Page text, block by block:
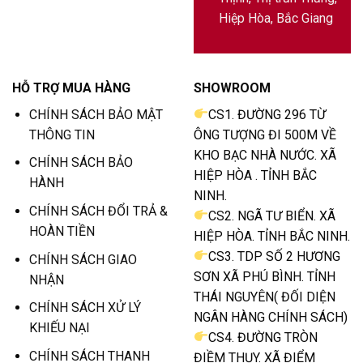
Hiệp Hòa, Bắc Giang
HỖ TRỢ MUA HÀNG
CHÍNH SÁCH BẢO MẬT
THÔNG TIN
CHÍNH SÁCH BẢO
HÀNH
CHÍNH SÁCH ĐỔI TRẢ &
HOÀN TIỀN
CHÍNH SÁCH GIAO
NHẬN
CHÍNH SÁCH XỬ LÝ
KHIẾU NẠI
CHÍNH SÁCH THANH
SHOWROOM
CS1. ĐƯỜNG 296 TỪ
ÔNG TƯỢNG ĐI 500M VỀ
KHO BẠC NHÀ NƯỚC. XÃ
HIỆP HÒA . TỈNH BẮC
NINH.
CS2. NGÃ TƯ BIỂN. XÃ
HIỆP HÒA. TỈNH BẮC NINH.
CS3. TDP SỐ 2 HƯƠNG
SƠN XÃ PHÚ BÌNH. TỈNH
THÁI NGUYÊN( ĐỐI DIỆN
NGÂN HÀNG CHÍNH SÁCH)
CS4. ĐƯỜNG TRÒN
ĐIỀM THỤY. XÃ ĐIỂM